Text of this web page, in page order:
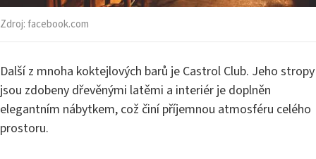
Zdroj:facebook.com
Další z mnoha koktejlových barů je Castrol Club. Jeho stropy
jsou zdobeny dřevěnými latěmi a interiér je doplněn
elegantním nábytkem, což činí příjemnou atmosféru celého
prostoru.